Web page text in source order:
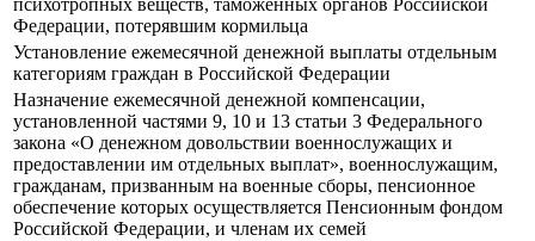
психотропных веществ, таможенных органов Российской
Федерации, потерявшим кормильца
Установление ежемесячной денежной выплаты отдельным
категориям граждан в Российской Федерации
Назначение ежемесячной денежной компенсации,
установленной частями 9, 10 и 13 статьи 3 Федерального
закона «О денежном довольствии военнослужащих и
предоставлении им отдельных выплат», военнослужащим,
гражданам, призванным на военные сборы, пенсионное
обеспечение которых осуществляется Пенсионным фондом
Российской Федерации, и членам их семей